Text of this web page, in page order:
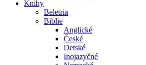
Knihy
Beletria
Biblie
Anglické
České
Detské
Inojazyčné